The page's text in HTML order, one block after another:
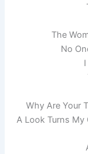
The
No
Why Are Your
A Look Turns My